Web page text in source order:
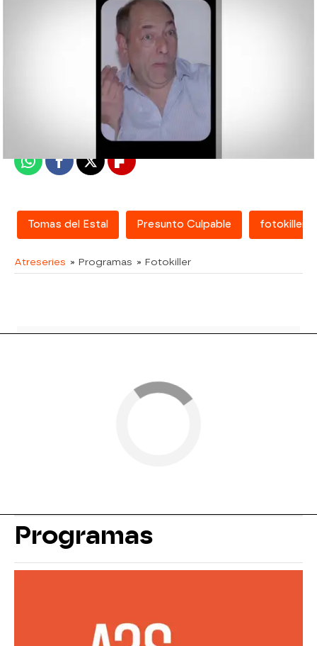
19 de julio de 2018, 18:05
WhatsappFacebook
X Flipboard
Tomas del Estal Presunto Culpable fotokiller
Atreseries » Programas » Fotokiller
Programas